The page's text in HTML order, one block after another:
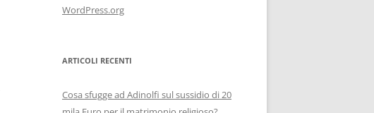
WordPress.org
ARTICOLI RECENTI
Cosa sfugge ad Adinolfi sul sussidio di 20